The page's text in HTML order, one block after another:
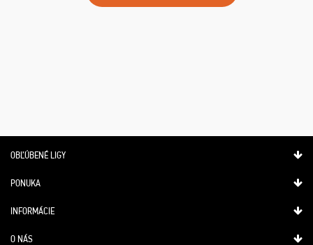
OBĽÚBENÉ LIGY
PONUKA
INFORMÁCIE
O NÁS